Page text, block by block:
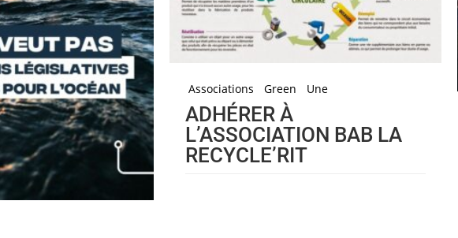
Associations Green Une
ADHÉRER À
L’ASSOCIATION BAB LA
RECYCLE’RIT